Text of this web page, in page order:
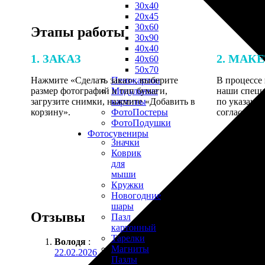
30х40
20х45
30х60
30х90
40х40
40х60
50х70
Пенокартон
Модульные
картины
ФотоПостеры
ФотоПодушки
Фотоcувениры
Значки
Коврик
для
мыши
Кружки
Новогодние
шары
Пазл
картонный
Тарелки
Магниты
Пазлы
Этапы работы
1. ЗАКАЗ
Нажмите «Сделать заказ», выберите
размер фотографий и тип бумаги,
загрузите снимки, нажмите «Добавить в
корзину».
2.
В процессе
наши
по
Отзывы
Володя :
22.02.2026